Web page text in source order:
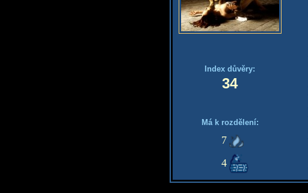
Index důvěry:
34
Má k rozdělení:
7
4